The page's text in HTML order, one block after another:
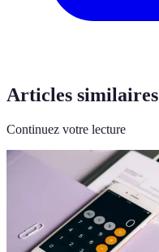
Articles similaires
Continuez votre lecture